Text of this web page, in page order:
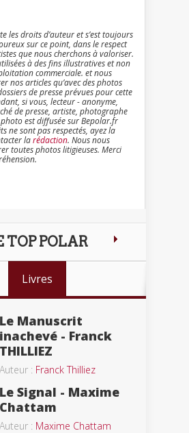
les droits d’auteur et s’est toujours
sur ce point, dans le respect
que nous cherchons à valoriser.
à des fins illustratives et non
commerciale. et nous
nos articles qu’avec des photos
de presse prévues pour cette
si vous, lecteur - anonyme,
de presse, artiste, photographe
photo est diffusée sur Bepolar.fr
ne sont pas respectés, ayez la
larédaction. Nous nous
toutes photos litigieuses. Merci
TOP POLAR
Livres
Le Manuscrit
inachevé - Franck
THILLIEZ
Auteur : Franck Thilliez
Le Signal - Maxime
Chattam
Auteur : Maxime Chattam